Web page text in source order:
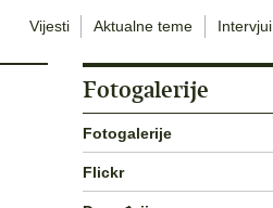
Vijesti Aktualne teme Intervjui
Fotogalerije
Fotogalerije
Flickr